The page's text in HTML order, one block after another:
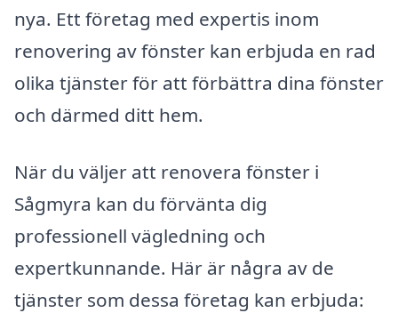
nya. Ett företag med expertis inom
renovering av fönster kan erbjuda en rad
olika tjänster för att förbättra dina fönster
och därmed ditt hem.
När du väljer att renovera fönster i
Sågmyra kan du förvänta dig
professionell vägledning och
expertkunnande. Här är några av de
tjänster som dessa företag kan erbjuda: